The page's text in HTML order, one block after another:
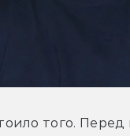
того. Перед